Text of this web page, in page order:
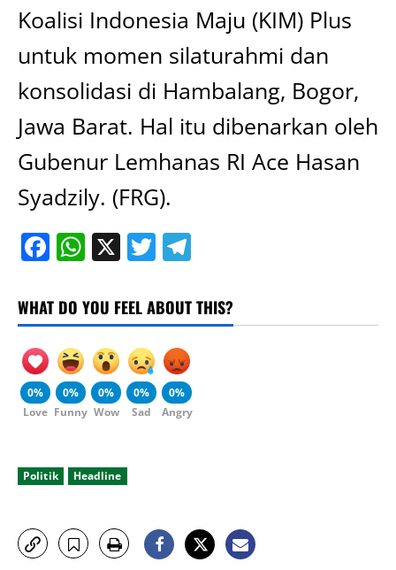
Koalisi Indonesia Maju (KIM) Plus
untuk momen silaturahmi dan
konsolidasi di Hambalang, Bogor,
Jawa Barat. Hal itu dibenarkan oleh
Gubenur Lemhanas RI Ace Hasan
Syadzily. (FRG).
Facebook
WhatsApp
X Twitter
WHAT DO YOU FEEL ABOUT THIS?
0%
Love
0%
Funny
0%
Wow
0%
Sad
0%
Angry
Politik Headline